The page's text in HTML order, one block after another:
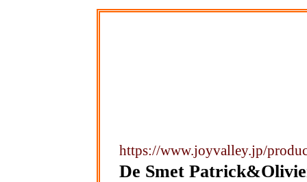
https://www.joyvalley.jp/
De Smet